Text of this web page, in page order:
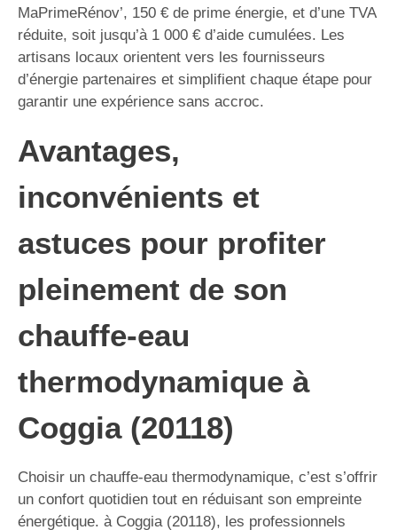
MaPrimeRénov’, 150 € de prime énergie, et d’une TVA
réduite, soit jusqu’à 1 000 € d’aide cumulées. Les
artisans locaux orientent vers les fournisseurs
d’énergie partenaires et simplifient chaque étape pour
garantir une expérience sans accroc.
Avantages,
inconvénients et
astuces pour profiter
pleinement de son
chauffe-eau
thermodynamique à
Coggia (20118)
Choisir un chauffe-eau thermodynamique, c’est s’offrir
un confort quotidien tout en réduisant son empreinte
énergétique. à Coggia (20118), les professionnels